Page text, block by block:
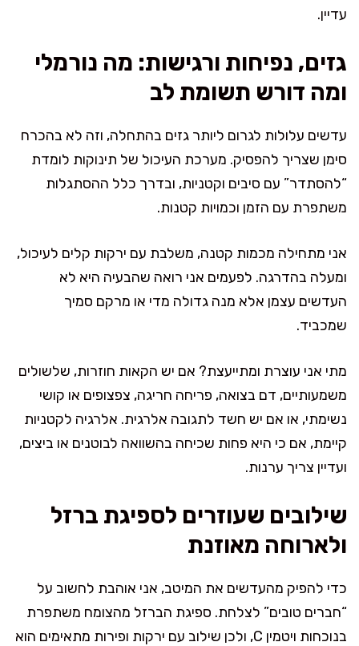
עדיין.
גזים, נפיחות ורגישות: מה נורמלי
ומה דורש תשומת לב
עדשים עלולות לגרום ליותר גזים בהתחלה, וזה לא בהכרח
סימן שצריך להפסיק. מערכת העיכול של תינוקות לומדת
“להסתדר” עם סיבים וקטניות, ובדרך כלל ההסתגלות
משתפרת עם הזמן וכמויות קטנות.
אני מתחילה מכמות קטנה, משלבת עם ירקות קלים לעיכול,
ומעלה בהדרגה. לפעמים אני רואה שהבעיה היא לא
העדשים עצמן אלא מנה גדולה מדי או מרקם סמיך
שמכביד.
מתי אני עוצרת ומתייעצת? אם יש הקאות חוזרות, שלשולים
משמעותיים, דם בצואה, פריחה חריגה, צפצופים או קושי
נשימתי, או אם יש חשד לתגובה אלרגית. אלרגיה לקטניות
קיימת, אם כי היא פחות שכיחה בהשוואה לבוטנים או ביצים,
ועדיין צריך ערנות.
שילובים שעוזרים לספיגת ברזל
ולארוחה מאוזנת
כדי להפיק מהעדשים את המיטב, אני אוהבת לחשוב על
“חברים טובים” לצלחת. ספיגת הברזל מהצומח משתפרת
בנוכחות ויטמין C, ולכן שילוב עם ירקות ופירות מתאימים הוא